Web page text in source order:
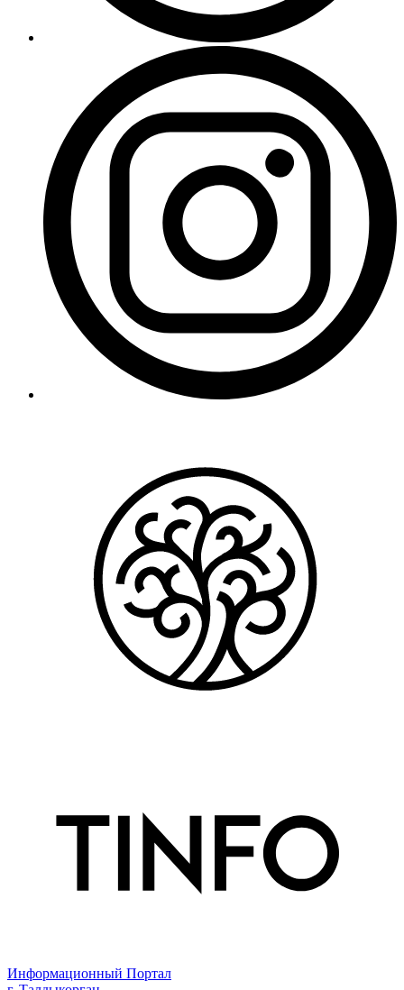
Информационный Портал